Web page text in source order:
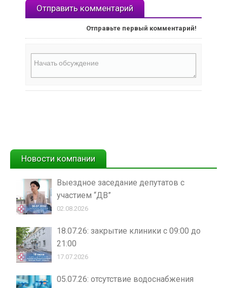
Отправить комментарий
Отправьте первый комментарий!
Новости компании
Выездное заседание депутатов с
участием “ДВ”
02.08.2026
18.07.26: закрытие клиники с 09:00 до
21:00
17.07.2026
05.07.26: отсутствие водоснабжения